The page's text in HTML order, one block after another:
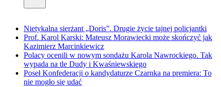
Nietykalna sierżant „Doris”. Drugie życie tajnej policjantki
Prof. Karol Karski: Mateusz Morawiecki może skończyć jak
Kazimierz Marcinkiewicz
Polacy ocenili w nowym sondażu Karola Nawrockiego. Tak
wypada na tle Dudy i Kwaśniewskiego
Poseł Konfederacji o kandydaturze Czarnka na premiera: To
nie mogło się udać